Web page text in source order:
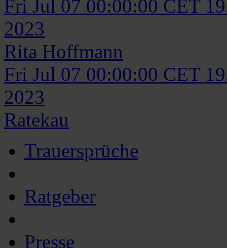
Fri Jul 07 00:00:00 CET
2023
Rita Hoffmann
Fri Jul 07 00:00:00 CET
2023
Ratekau
Trauersprüche
Ratgeber
Presse